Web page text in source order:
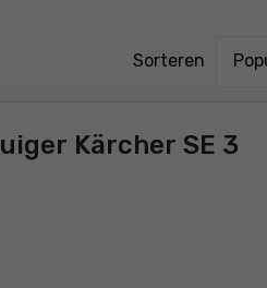
Sorteren Sorteren uit
Kärcher SE 3